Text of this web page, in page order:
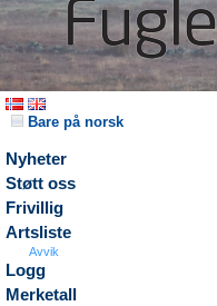
Bare på norsk
Nyheter
Støtt oss
Frivillig
Artsliste
Avvik
Logg
Merketall